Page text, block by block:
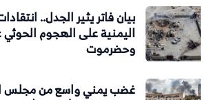
بيان فاتر يثير الجدل..
اليمنية على الهجوم
وحضرموت
غضب يمني واسع من مجلس